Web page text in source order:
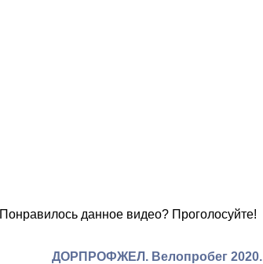
Понравилось данное видео? Проголосуйте!
ДОРПРОФЖЕЛ. Велопробег 2020.